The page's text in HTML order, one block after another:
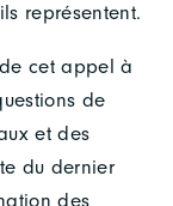
représentent.
cet appel à
de
et des
du dernier
des